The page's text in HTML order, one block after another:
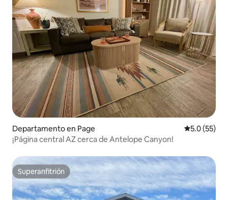
Departamento en Page Calificación
5.0 (55)
¡Página central AZ cerca de Antelope Canyon!
Superanfitrión
Superanfitrión